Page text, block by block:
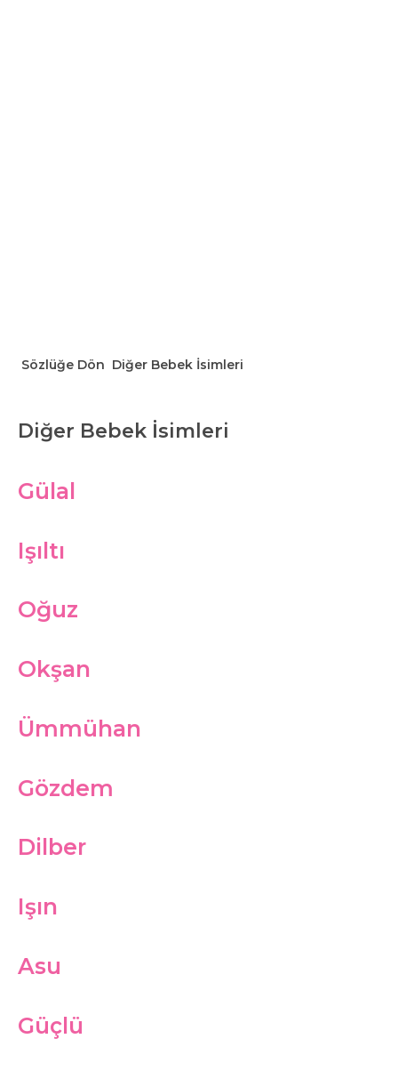
Sözlüğe Dön Diğer Bebek İsimleri
Diğer Bebek İsimleri
Gülal
Işıltı
Oğuz
Okşan
Ümmühan
Gözdem
Dilber
Işın
Asu
Güçlü